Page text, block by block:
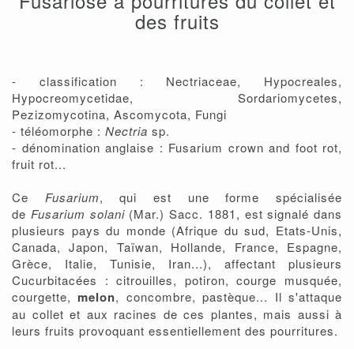
des fruits
- classification : Nectriaceae, Hypocreales,
Hypocreomycetidae, Sordariomycetes,
Pezizomycotina, Ascomycota, Fungi
- téléomorphe : Nectria sp.
- dénomination anglaise : Fusarium crown and foot rot,
fruit rot...
Ce Fusarium, qui est une forme spécialisée
de Fusarium solani(Mar.) Sacc. 1881, est signalé dans
plusieurs pays du monde (Afrique du sud, Etats-Unis,
Canada, Japon, Taïwan, Hollande, France, Espagne,
Grèce, Italie, Tunisie, Iran...), affectant plusieurs
Cucurbitacées : citrouilles, potiron, courge musquée,
courgette, melon, concombre, pastèque... Il s'attaque
au collet et aux racines de ces plantes, mais aussi à
leurs fruits provoquant essentiellement des pourritures.